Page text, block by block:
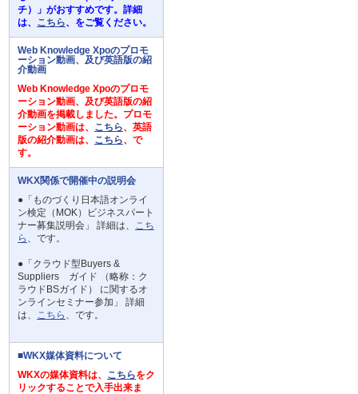
チ）」がおすすめです。詳細
は、 こちら、をご覧ください。
Web Knowledge Xpoのプロモ
ーション動画、及び英語版の紹
介動画
Web Knowledge Xpoのプロモ
ーション動画、及び英語版の紹
介動画を掲載しました。プロモ
ーション動画は、 こちら、英語
版の紹介動画は、 こちら、で
す。
WKX関係で開催中の説明会
●「ものづくり日本語オンライ
ン検定（MOK）ビジネスパート
ナー募集説明会」 詳細は、 こち
ら 、です。
●「クラウド型Buyers &
Suppliers ガイド （略称：ク
ラウドBSガイド） に関するオ
ンラインセミナー参加」 詳細
は、 こちら 、です。
■WKX媒体資料について
WKXの媒体資料は、 こちらをク
リックすることで入手出来ま